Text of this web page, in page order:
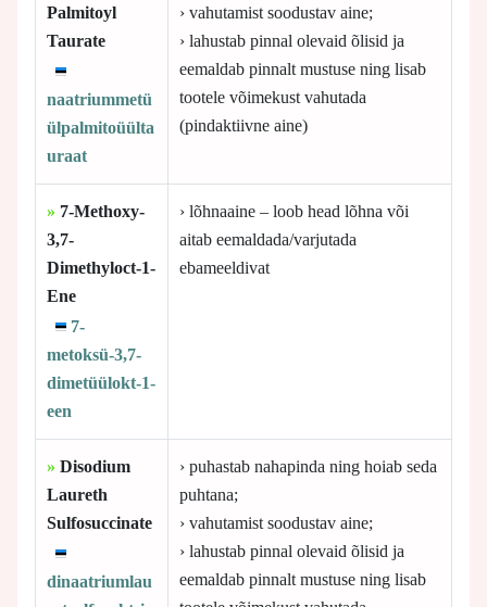
Palmitoyl
Taurate
naatriummetü
ülpalmitoüülta
uraat
› vahutamist soodustav aine;
› lahustab pinnal olevaid õlisid ja
eemaldab pinnalt mustuse ning lisab
tootele võimekust vahutada
(pindaktiivne aine)
» 7-Methoxy-
3,7-
Dimethyloct-1-
Ene
7-
metoksü-3,7-
dimetüülokt-1-
een
› lõhnaaine – loob head lõhna või
aitab eemaldada/varjutada
ebameeldivat
» Disodium
Laureth
Sulfosuccinate
dinaatriumlau
› puhastab nahapinda ning hoiab seda
puhtana;
› vahutamist soodustav aine;
› lahustab pinnal olevaid õlisid ja
eemaldab pinnalt mustuse ning lisab